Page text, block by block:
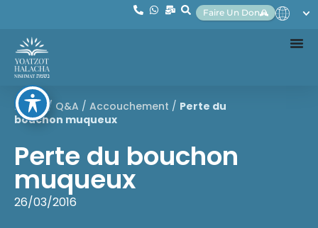
Faire Un Don
Home / Q&A / Accouchement / Perte du
bouchon muqueux
Perte du bouchon
muqueux
26/03/2016